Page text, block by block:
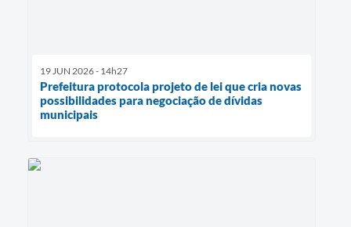
19 JUN 2026 - 14h27
Prefeitura protocola projeto de lei que cria novas
possibilidades para negociação de dívidas
municipais